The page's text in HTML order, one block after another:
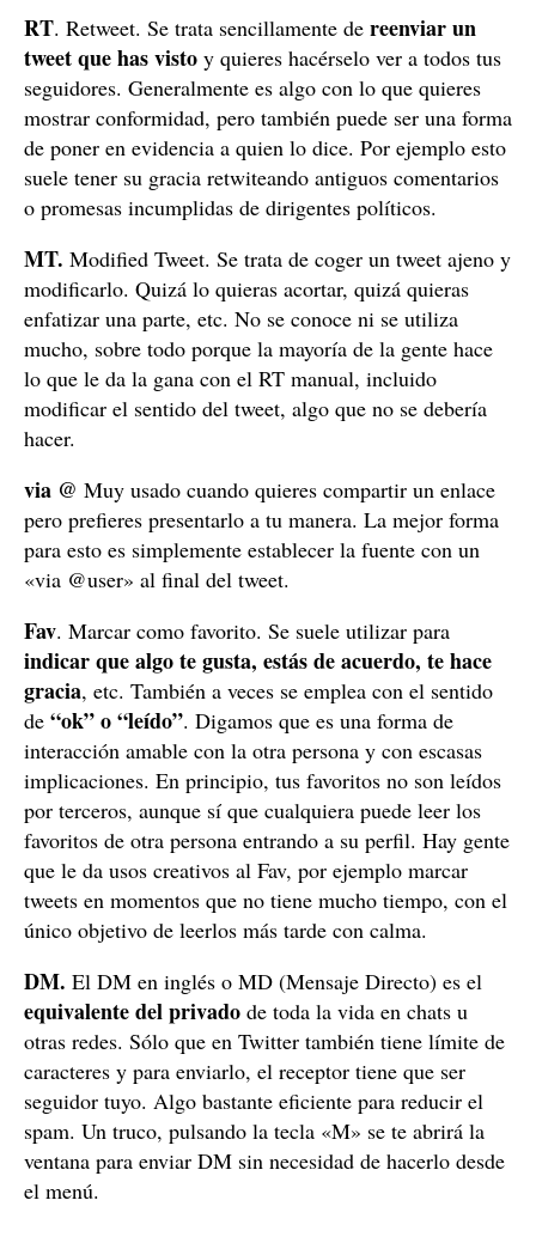
RT. Retweet. Se trata sencillamente de reenviar un
tweet que has visto y quieres hacérselo ver a todos tus
seguidores. Generalmente es algo con lo que quieres
mostrar conformidad, pero también puede ser una forma
de poner en evidencia a quien lo dice. Por ejemplo esto
suele tener su gracia retwiteando antiguos comentarios
o promesas incumplidas de dirigentes políticos.
MT. Modified Tweet. Se trata de coger un tweet ajeno y
modificarlo. Quizá lo quieras acortar, quizá quieras
enfatizar una parte, etc. No se conoce ni se utiliza
mucho, sobre todo porque la mayoría de la gente hace
lo que le da la gana con el RT manual, incluido
modificar el sentido del tweet, algo que no se debería
hacer.
via @ Muy usado cuando quieres compartir un enlace
pero prefieres presentarlo a tu manera. La mejor forma
para esto es simplemente establecer la fuente con un
«via @user» al final del tweet.
Fav. Marcar como favorito. Se suele utilizar para
indicar que algo te gusta, estás de acuerdo, te hace
gracia, etc. También a veces se emplea con el sentido
de “ok” o “leído”. Digamos que es una forma de
interacción amable con la otra persona y con escasas
implicaciones. En principio, tus favoritos no son leídos
por terceros, aunque sí que cualquiera puede leer los
favoritos de otra persona entrando a su perfil. Hay gente
que le da usos creativos al Fav, por ejemplo marcar
tweets en momentos que no tiene mucho tiempo, con el
único objetivo de leerlos más tarde con calma.
DM. El DM en inglés o MD (Mensaje Directo) es el
equivalente del privado de toda la vida en chats u
otras redes. Sólo que en Twitter también tiene límite de
caracteres y para enviarlo, el receptor tiene que ser
seguidor tuyo. Algo bastante eficiente para reducir el
spam. Un truco, pulsando la tecla «M» se te abrirá la
ventana para enviar DM sin necesidad de hacerlo desde
el menú.